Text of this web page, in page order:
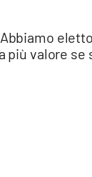
valore se